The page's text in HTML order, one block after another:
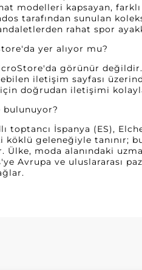
modelleri kapsayan,
tarafından sunulan
rahat spor
yer alıyor mu?
görünür
iletişim sayfası
doğrudan iletişimi
bulunuyor?
toptancı İspanya (ES),
köklü geleneğiyle tanınır;
Ülke, moda alanındaki
Avrupa ve uluslararası